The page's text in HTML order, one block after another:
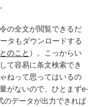
の全文が閲覧できるだ
タもダウンロードする
のこと ）。こっからい
て容易に条文検索でき
ねって思ってはいるの
がないので、ひとまずe-
のデータが出力できれば